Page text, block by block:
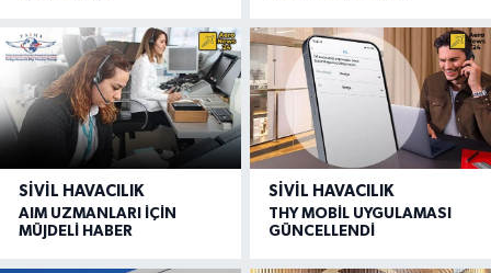
SIVIL HAVACILIK
AIM UZMANLARI İÇİN
MÜJDELİ HABER
SIVIL HAVACILIK
THY MOBİL UYGULAMASI
GÜNCELLENDİ